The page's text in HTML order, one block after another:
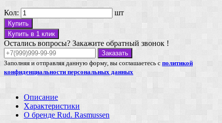
Кол: шт
Купить
Купить в 1 клик
Остались вопросы? Закажите обратный звонок !
Заказать
Заполняя и отправляя данную форму, вы соглашаетесь с политикой
конфиденциальности персональных данных
Описание
Характеристики
О бренде Rud. Rasmussen